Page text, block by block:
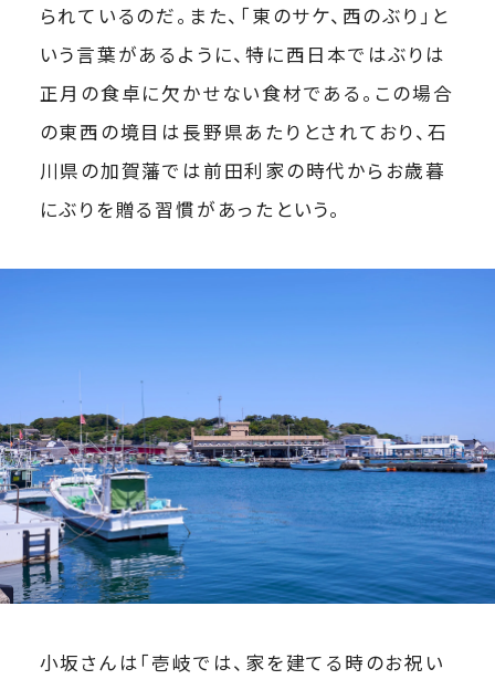
られているのだ。また、「東のサケ、西のぶり」と
いう言葉があるように、特に西日本ではぶりは
正月の食卓に欠かせない食材である。この場合
の東西の境目は長野県あたりとされており、石
川県の加賀藩では前田利家の時代からお歳暮
にぶりを贈る習慣があったという。
小坂さんは「壱岐では、家を建てる時のお祝い